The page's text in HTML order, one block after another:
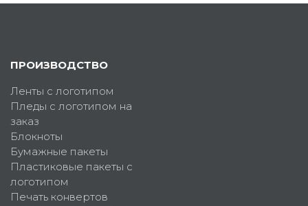
ПРОИЗВОДСТВО
Ленты с логотипом
Пледы с логотипом на
заказ
Блокноты
Бумажные пакеты
Пластиковые пакеты с
логотипом
Печать конвертов